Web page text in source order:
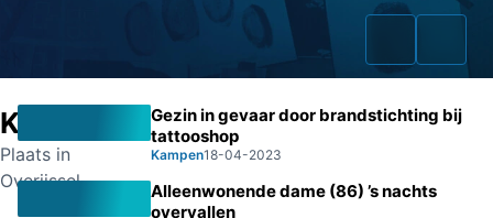
Kampen
Plaats in
Overijssel
Gezin in gevaar door brandstichting bij
tattooshop
Kampen18-04-2023
Alleenwonende dame (86) ’s nachts
overvallen